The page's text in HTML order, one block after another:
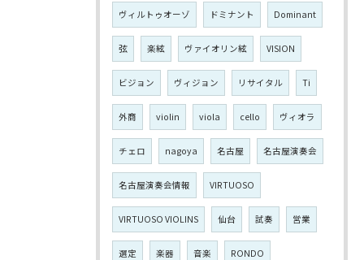
ヴィルトゥオーゾ ドミナント Dominant
弦 楽絃 ヴァイオリン絃 VISION
ビジョン ヴィジョン リサイタル Ti
外商 violin viola cello ヴィオラ
チェロ nagoya 名古屋 名古屋演奏会
名古屋演奏会情報 VIRTUOSO
VIRTUOSO VIOLINS 仙台 試奏 営業
選定 楽器 音楽 RONDO